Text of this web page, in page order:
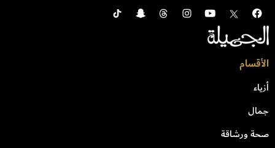
الأقسام
أزياء
جمال
صحة ورشاقة